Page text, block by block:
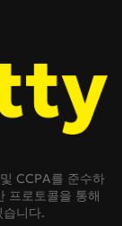
CCPA를 준수하
프로토콜을 통해
니다.